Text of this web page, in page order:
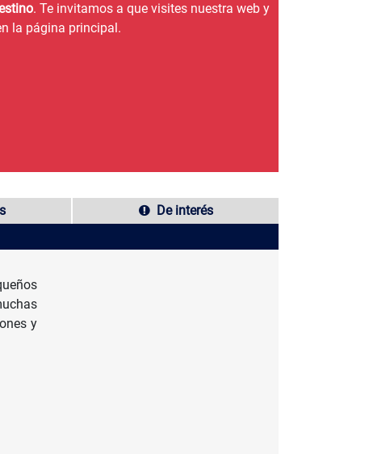
. Te invitamos a que visites nuestra web y
la página principal.
De interés
y